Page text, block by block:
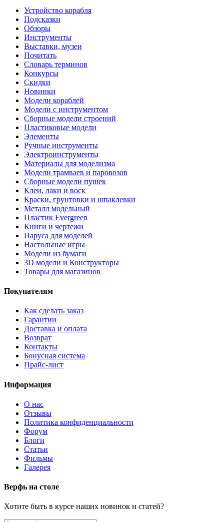
Устройство корабля
Подсказки
Обзоры
Инструменты
Выставки, музеи
Почитать
Словарь терминов
Конкурсы
Скидки
Новинки
Модели кораблей
Модели с инструментом
Сборные модели строений
Пластиковые модели
Элементы
Ручные инструменты
Электроинструменты
Материалы для моделизма
Модели трамваев и паровозов
Сборные модели пушек
Клеи, лаки и воск
Краски, грунтовки и шпаклевки
Металл модельный
Пластик Evergreen
Книги и чертежи
Паруса для моделей
Настольные игры
Модели из бумаги
3D модели и Конструкторы
Товары для магазинов
Покупателям
Как сделать заказ
Гарантии
Доставка и оплата
Возврат
Контакты
Бонусная система
Прайс-лист
Информация
О нас
Отзывы
Политика конфиденциальности
Форум
Блоги
Статьи
Фильмы
Галерея
Верфь на столе
Хотите быть в курсе наших новинок и статей?